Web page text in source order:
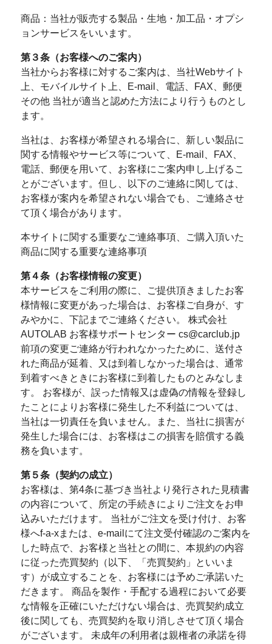
商品：当社が販売する製品・生地・加工品・オプシ
ョンサービスをいいます。
第３条（お客様へのご案内）
当社からお客様に対するご案内は、当社Webサイト
上、モバイルサイト上、E-mail、電話、FAX、郵便
その他 当社が適当と認めた方法により行うものとし
ます。
当社は、お客様が希望される場合に、新しい製品に
関する情報やサービス等について、E-mail、FAX、
電話、郵便を用いて、お客様にご案内申し上げるこ
とがございます。但し、以下のご連絡に関しては、
お客様が案内を希望されない場合でも、ご連絡させ
て頂く場合があります。
本サイトに関する重要なご連絡事項、ご購入頂いた
商品に関する重要な連絡事項
第４条（お客様情報の変更）
本サービスをご利用の際に、ご提供頂きましたお客
様情報に変更があった場合は、お客様ご自身が、す
みやかに、下記までご連絡ください。 株式会社
AUTOLAB お客様サポートセンター cs@carclub.jp
前項の変更ご連絡が行われなかったために、送付さ
れた商品が延着、又は到着しなかった場合は、通常
到着すべきときにお客様に到着したものとみなしま
す。 お客様が、誤った情報又は虚偽の情報を登録し
たことによりお客様に発生した不利益については、
当社は一切責任を負いません。また、当社に損害が
発生した場合には、お客様はこの損害を賠償する義
務を負います。
第５条（契約の成立）
お客様は、第4条に基づき当社より発行された見積書
の内容について、所定の手続きによりご注文をお申
込みいただけます。 当社がご注文を受け付け、お客
様へf-a-xまたは、e-mailにて注文受付確認のご案内を
した時点で、お客様と当社との間に、本規約の内容
に従った売買契約（以下、「売買契約」といいま
す）が成立することを、お客様には予めご承諾いた
だきます。 商品を製作・手配する過程において必要
な情報を正確にいただけない場合は、売買契約成立
後に関しても、売買契約を取り消しさせて頂く場合
がございます。 未成年の利用者は親権者の承諾を得